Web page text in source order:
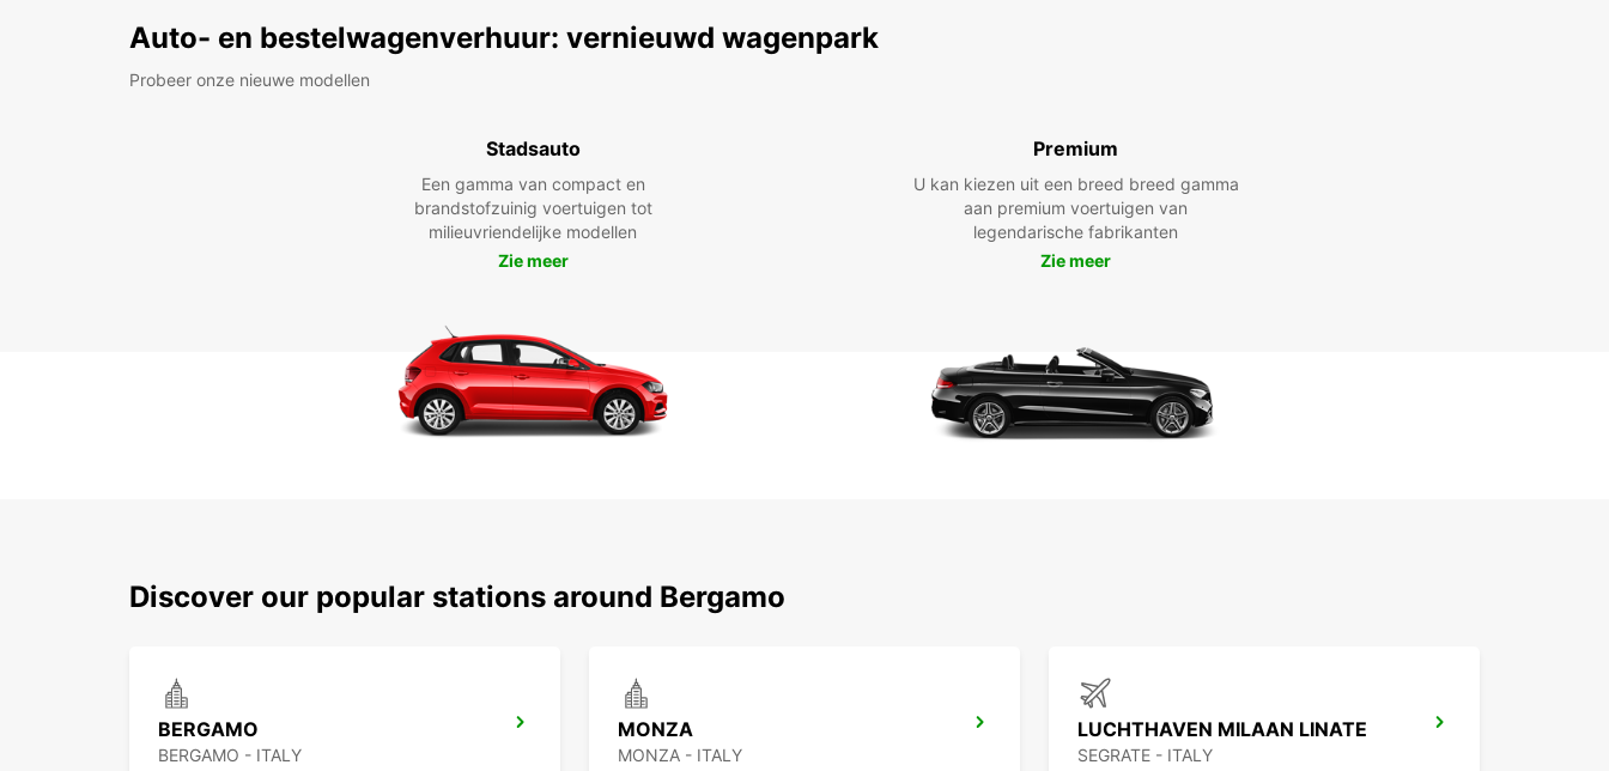
Auto- en bestelwagenverhuur: vernieuwd wagenpark
Probeer onze nieuwe modellen
Stadsauto
Een gamma van compact en
brandstofzuinig voertuigen tot
milieuvriendelijke modellen
Zie meer
Premium
U kan kiezen uit een breed breed gamma
aan premium voertuigen van
legendarische fabrikanten
Zie meer
Discover our popular stations around Bergamo
BERGAMO
BERGAMO - ITALY
MONZA
MONZA - ITALY
LUCHTHAVEN MILAAN LINATE
SEGRATE - ITALY